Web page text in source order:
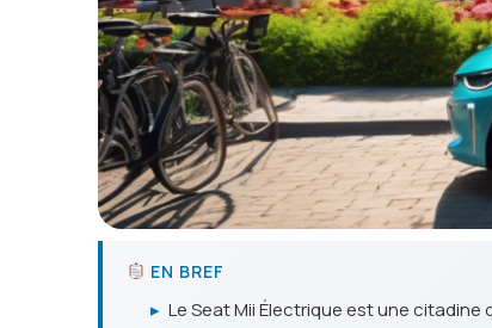
EN BREF
▸ Le Seat Mii Électrique est une